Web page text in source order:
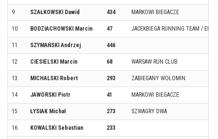
9 SZAŁKOWSKI Dawid 434 MARKOWI BIEGACZE
10 BODZIACHOWSKI Marcin 47 JACEKBIEGA RUNNING TEAM /
11 SZYMAŃSKI Andrzej 446
12 CIESIELSKI Marcin 68 WARSAW RUN CLUB
13 MICHALSKI Robert 293 ZABIEGANY WOŁOMIN
14 JAWORSKI Piotr 41 MARKOWI BIEGACZE
15 ŁYSIAK Michał 273 SZWAGRY DWA
16 KOWALSKI Sebastian 233